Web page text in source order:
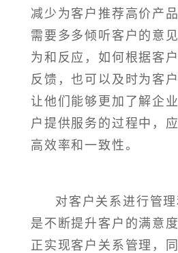
减少为客户推荐高价产
需要多多倾听客户的意
为和反应，如何根据客
反馈，也可以及时为客
让他们能够更加了解企
户提供服务的过程中，
高效率和一致性。
对客户关系进行管
是不断提升客户的满意
正实现客户关系管理，